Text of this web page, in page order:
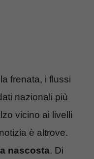
frenata, i flussi
nazionali più
vicino ai livelli
è altrove.
nascosta. Di